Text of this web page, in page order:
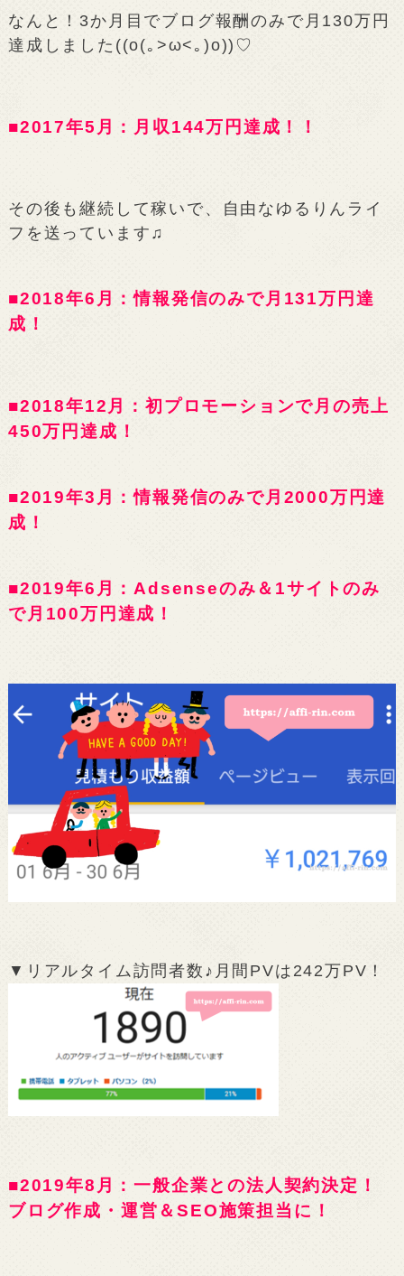
なんと！3か月目でブログ報酬のみで月130万円
達成しました((o(｡>ω<｡)o))♡
■2017年5月：月収144万円達成！！
その後も継続して稼いで、自由なゆるりんライ
フを送っています♫
■2018年6月：情報発信のみで月131万円達
成！
■2018年12月：初プロモーションで月の売上
450万円達成！
■2019年3月：情報発信のみで月2000万円達
成！
■2019年6月：Adsenseのみ＆1サイトのみ
で月100万円達成！
▼リアルタイム訪問者数♪月間PVは242万PV！
■2019年8月：一般企業との法人契約決定！
ブログ作成・運営＆SEO施策担当に！